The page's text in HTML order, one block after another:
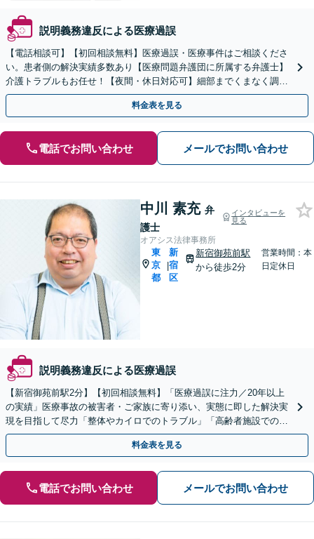
説明義務違反による医療過誤
【電話相談可】【初回相談無料】医療過誤・医療事件はご相談くださ
い。患者側の解決実績多数あり【医療問題弁護団に所属する弁護士】
介護トラブルもお任せ！【夜間・休日対応可】細部までくまなく調査
し、解決への糸口を見い出します【四谷三丁目駅5分】
料金表を見る
電話でお問い合わせ メールでお問い合わせ
中川 素充 弁
護士
インタビューを
見る
オアシス法律事務所
東
京
都
|
新
宿
区
新宿御苑前駅
から徒歩2分
営業時間：本
日定休日
説明義務違反による医療過誤
【新宿御苑前駅2分】【初回相談無料】「医療過誤に注力／20年以上
の実績」医療事故の被害者・ご家族に寄り添い、実態に即した解決実
現を目指して尽力「整体やカイロでのトラブル」「高齢者施設での転
倒事故など介護トラブル」にも対応【休日・夜間相談可】
料金表を見る
電話でお問い合わせ メールでお問い合わせ